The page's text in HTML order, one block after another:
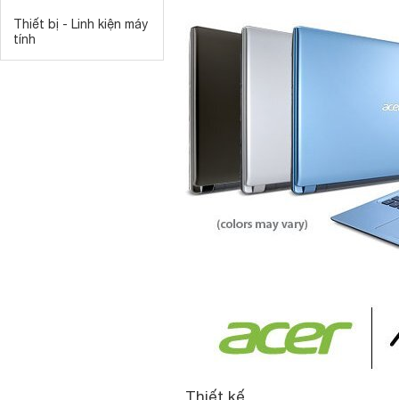
Thiết bị - Linh kiện máy
tính
Thiết kế